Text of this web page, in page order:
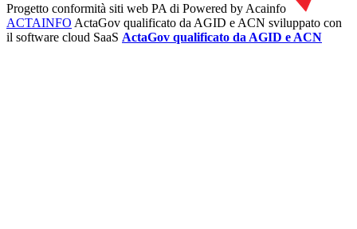
Progetto conformità siti web PA di Powered by Acainfo
ACTAINFO ActaGov qualificato da AGID e ACN sviluppato con
il software cloud SaaS ActaGov qualificato da AGID e ACN